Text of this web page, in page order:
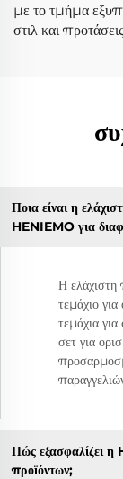
με το τμήμα
στιλ και
Ποια είναι η
HENIEMO για
Η ελάχιστη
τεμάχιο
τεμάχια
σετ για
Πώς εξασφαλίζει η
προϊόντων;